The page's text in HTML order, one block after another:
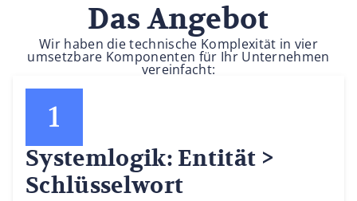
Das Angebot
Wir haben die technische Komplexität in vier
umsetzbare Komponenten für Ihr Unternehmen
vereinfacht:
Systemlogik: Entität >
Schlüsselwort